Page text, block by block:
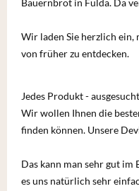
Bauernbrot in Fulda. Da
Wir laden Sie herzlich ein,
von früher zu entdecken.
Jedes Produkt -
Wir wollen Ihnen die
finden können. Unsere
Das kann man sehr gut
es uns natürlich sehr